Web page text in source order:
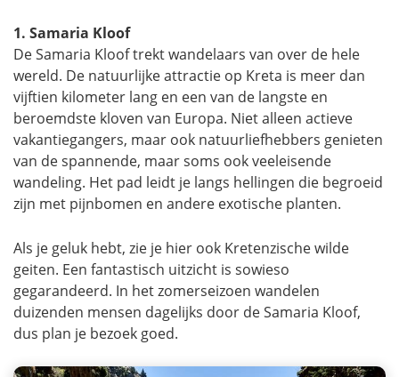
1. Samaria Kloof
De Samaria Kloof trekt wandelaars van over de hele
wereld. De natuurlijke attractie op Kreta is meer dan
vijftien kilometer lang en een van de langste en
beroemdste kloven van Europa. Niet alleen actieve
vakantiegangers, maar ook natuurliefhebbers genieten
van de spannende, maar soms ook veeleisende
wandeling. Het pad leidt je langs hellingen die begroeid
zijn met pijnbomen en andere exotische planten.
Als je geluk hebt, zie je hier ook Kretenzische wilde
geiten. Een fantastisch uitzicht is sowieso
gegarandeerd. In het zomerseizoen wandelen
duizenden mensen dagelijks door de Samaria Kloof,
dus plan je bezoek goed.